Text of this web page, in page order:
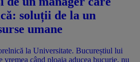
soluții de la un
umane
la Universitate. Bucureștiul lui
când ploaia aducea bucurie, nu